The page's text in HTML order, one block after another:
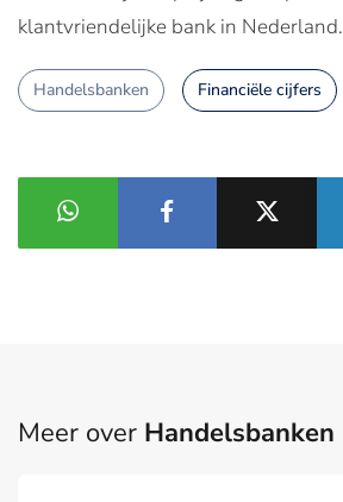
klantvriendelijke bank in Nederland.
Handelsbanken Financiële cijfers
Meer over Handelsbanken